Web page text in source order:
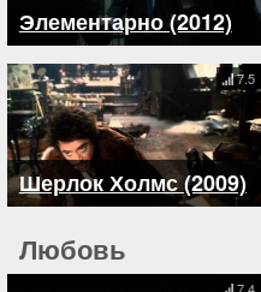
Элементарно (2012)
Шерлок Холмс (2009)
7.5
Любовь